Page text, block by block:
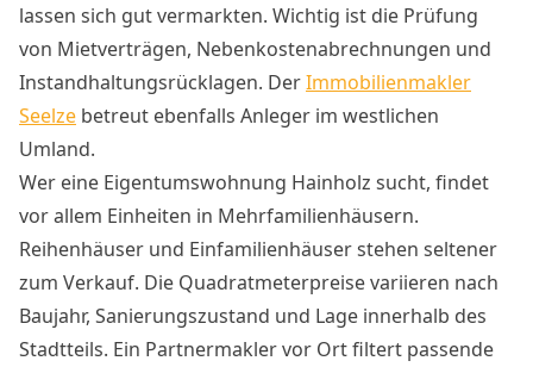
lassen sich gut vermarkten. Wichtig ist die Prüfung
von Mietverträgen, Nebenkostenabrechnungen und
Instandhaltungsrücklagen. DerImmobilienmakler
Seelze betreut ebenfalls Anleger im westlichen
Umland.
Wer eine Eigentumswohnung Hainholz sucht, findet
vor allem Einheiten in Mehrfamilienhäusern.
Reihenhäuser und Einfamilienhäuser stehen seltener
zum Verkauf. Die Quadratmeterpreise variieren nach
Baujahr, Sanierungszustand und Lage innerhalb des
Stadtteils. Ein Partnermakler vor Ort filtert passende